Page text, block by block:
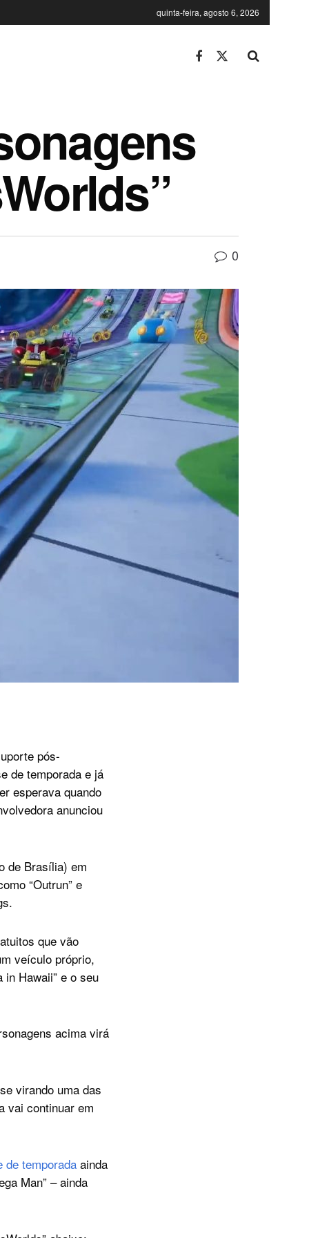
quinta-feira, agosto 6, 2026
0
pós-
de temporada e já
esperava quando
anunciou
de Brasília) em
“Outrun” e
que vão
veículo próprio,
Hawaii” e o seu
acima virá
virando uma das
vai continuar em
de temporada ainda
Man” – ainda